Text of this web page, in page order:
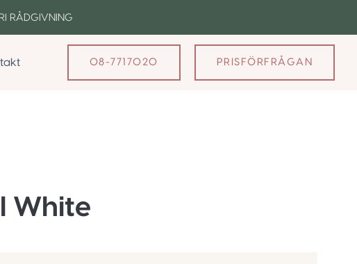
RÅDGIVNING
08-7717020 PRISFÖRFRÅGAN
White